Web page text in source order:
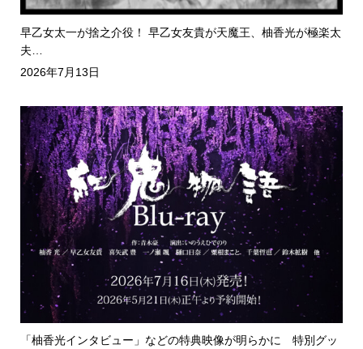
早乙女太一が捨之介役！ 早乙女友貴が天魔王、柚香光が極楽太
夫…
2026年7月13日
「柚香光インタビュー」などの特典映像が明らかに 特別グッ